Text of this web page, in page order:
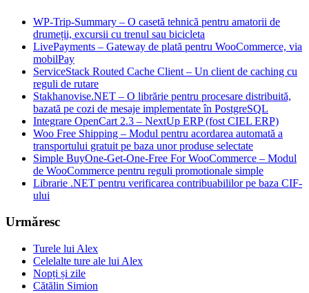
WP-Trip-Summary – O casetă tehnică pentru amatorii de
drumeții, excursii cu trenul sau bicicleta
LivePayments – Gateway de plată pentru WooCommerce, via
mobilPay
ServiceStack Routed Cache Client – Un client de caching cu
reguli de rutare
Stakhanovise.NET – O librărie pentru procesare distribuită,
bazată pe cozi de mesaje implementate în PostgreSQL
Integrare OpenCart 2.3 – NextUp ERP (fost CIEL ERP)
Woo Free Shipping – Modul pentru acordarea automată a
transportului gratuit pe baza unor produse selectate
Simple BuyOne-Get-One-Free For WooCommerce – Modul
de WooCommerce pentru reguli promotionale simple
Librarie .NET pentru verificarea contribuabililor pe baza CIF-
ului
Urmăresc
Turele lui Alex
Celelalte ture ale lui Alex
Nopți și zile
Cătălin Simion